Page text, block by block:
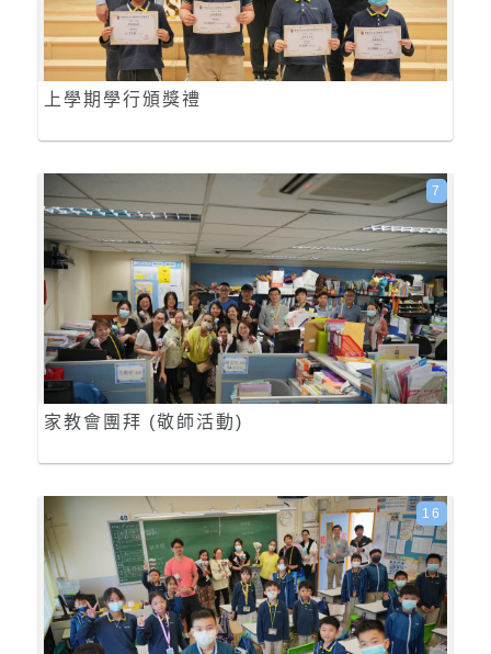
上學期學行頒獎禮
家教會團拜 (敬師活動)
7
16